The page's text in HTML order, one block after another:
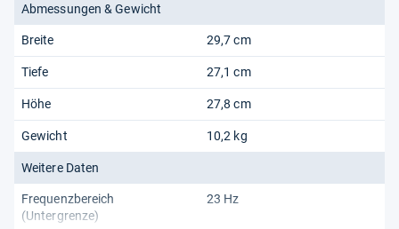
Abmessungen & Gewicht
Breite 29,7 cm
Tiefe 27,1 cm
Höhe 27,8 cm
Gewicht 10,2 kg
Weitere Daten
Frequenzbereich
(Untergrenze)
23 Hz